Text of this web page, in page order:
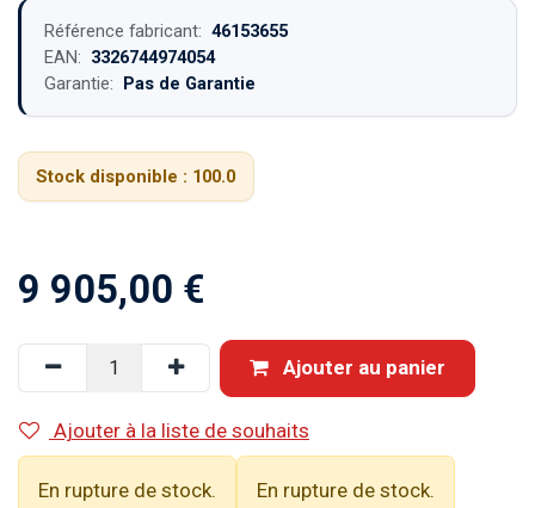
Référence fabricant: 46153655
EAN: 3326744974054
Garantie:
Pas de Garantie
Stock disponible : 100.0
9 905,00 €
Ajouter au panier
Ajouter à la liste de souhaits
En rupture de stock. En rupture de stock.